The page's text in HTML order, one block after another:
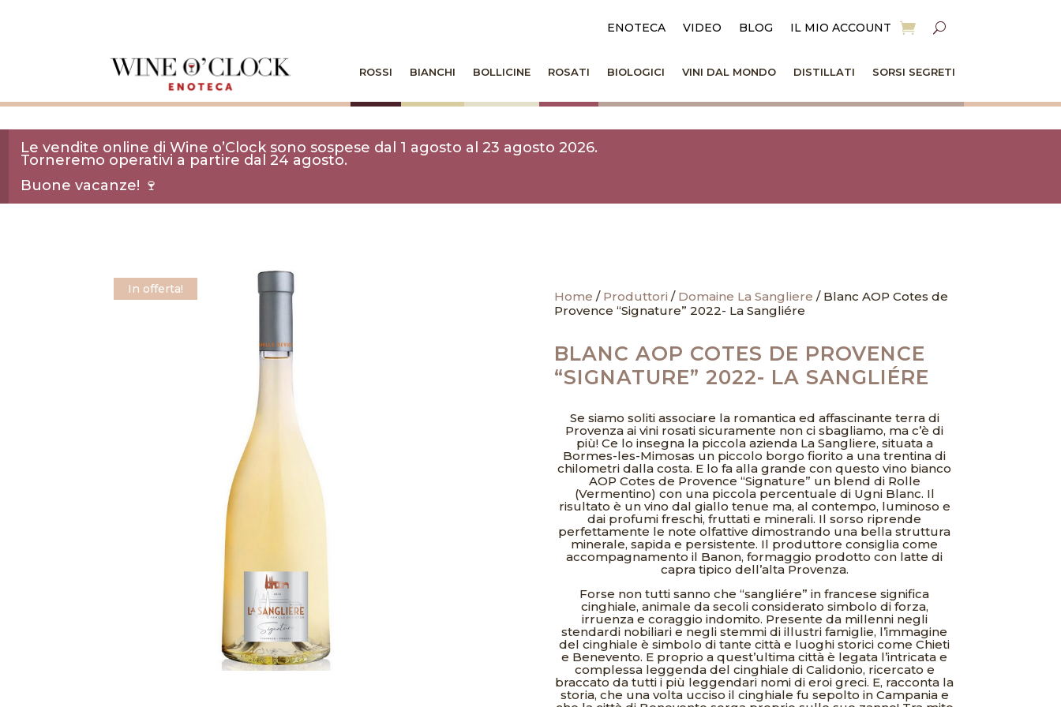
ENOTECA VIDEO BLOG IL MIO ACCOUNT
ROSSI BIANCHI BOLLICINE ROSATI BIOLOGICI VINI DAL MONDO DISTILLATI SORSI SEGRETI
Le vendite online di Wine o’Clock sono sospese dal 1 agosto al 23 agosto 2026.
Torneremo operativi a partire dal 24 agosto.
Buone vacanze! 🍷
In offerta! Home / Produttori / Domaine La Sangliere / Blanc AOP Cotes de
Provence “Signature” 2022- La Sangliére
BLANC AOP COTES DE PROVENCE
“SIGNATURE” 2022- LA SANGLIÉRE
Se siamo soliti associare la romantica ed affascinante terra di
Provenza ai vini rosati sicuramente non ci sbagliamo, ma c’è di
più! Ce lo insegna la piccola azienda La Sangliere, situata a
Bormes-les-Mimosas un piccolo borgo fiorito a una trentina di
chilometri dalla costa. E lo fa alla grande con questo vino bianco
AOP Cotes de Provence “Signature” un blend di Rolle
(Vermentino) con una piccola percentuale di Ugni Blanc. Il
risultato è un vino dal giallo tenue ma, al contempo, luminoso e
dai profumi freschi, fruttati e minerali. Il sorso riprende
perfettamente le note olfattive dimostrando una bella struttura
minerale, sapida e persistente. Il produttore consiglia come
accompagnamento il Banon, formaggio prodotto con latte di
capra tipico dell’alta Provenza.
Forse non tutti sanno che “sangliére” in francese significa
cinghiale, animale da secoli considerato simbolo di forza,
irruenza e coraggio indomito. Presente da millenni negli
stendardi nobiliari e negli stemmi di illustri famiglie, l’immagine
del cinghiale è simbolo di tante città e luoghi storici come Chieti
e Benevento. E proprio a quest’ultima città è legata l’intricata e
complessa leggenda del cinghiale di Calidonio, ricercato e
braccato da tutti i più leggendari nomi di eroi greci. E, racconta la
storia, che una volta ucciso il cinghiale fu sepolto in Campania e